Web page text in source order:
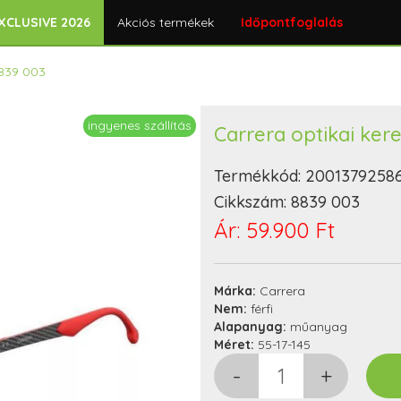
2026 Akciós termékek Időpontfoglalás
003
ingyenes szállítás Carrera optikai
Termékkód:
Cikkszám: 8839 003
Ár: 59.900 Ft
Márka: Carrera
Nem: férfi
Alapanyag: műanyag
Méret: 55-17-145